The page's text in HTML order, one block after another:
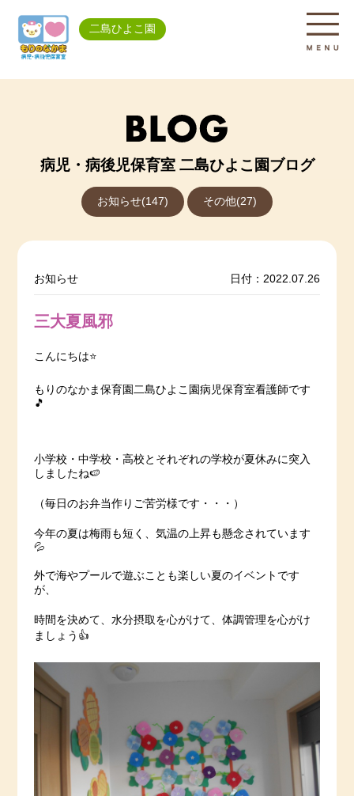
二島ひよこ園
病児・病後児保育室 二島ひよこ園ブログ
お知らせ(147) その他(27)
お知らせ 日付：2022.07.26
三大夏風邪
こんにちは⭐️
もりのなかま保育園二島ひよこ園病児保育室看護師です
🎵
小学校・中学校・高校とそれぞれの学校が夏休みに突入
しましたね🍉
（毎日のお弁当作りご苦労様です・・・）
今年の夏は梅雨も短く、気温の上昇も懸念されています
💦
外で海やプールで遊ぶことも楽しい夏のイベントです
が、
時間を決めて、水分摂取を心がけて、体調管理を心がけ
ましょう👍